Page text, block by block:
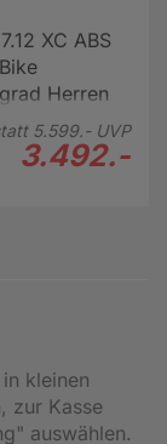
XC ABS
Herren
5.599.-UVP
3.492.-
kleinen
zur Kasse
auswählen.